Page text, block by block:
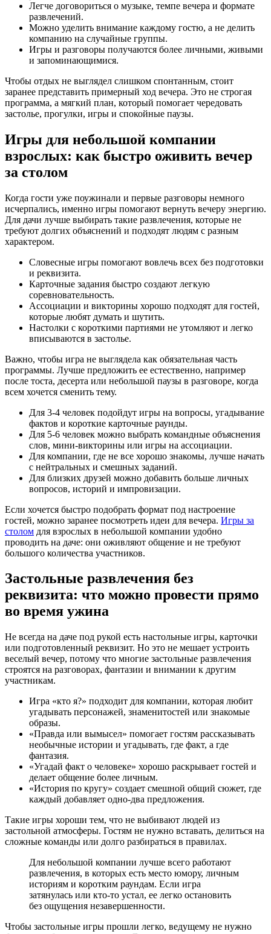
Легче договориться о музыке, темпе вечера и формате
развлечений.
Можно уделить внимание каждому гостю, а не делить
компанию на случайные группы.
Игры и разговоры получаются более личными, живыми
и запоминающимися.
Чтобы отдых не выглядел слишком спонтанным, стоит
заранее представить примерный ход вечера. Это не строгая
программа, а мягкий план, который помогает чередовать
застолье, прогулки, игры и спокойные паузы.
Игры для небольшой компании
взрослых: как быстро оживить вечер
за столом
Когда гости уже поужинали и первые разговоры немного
исчерпались, именно игры помогают вернуть вечеру энергию.
Для дачи лучше выбирать такие развлечения, которые не
требуют долгих объяснений и подходят людям с разным
характером.
Словесные игры помогают вовлечь всех без подготовки
и реквизита.
Карточные задания быстро создают легкую
соревновательность.
Ассоциации и викторины хорошо подходят для гостей,
которые любят думать и шутить.
Настолки с короткими партиями не утомляют и легко
вписываются в застолье.
Важно, чтобы игра не выглядела как обязательная часть
программы. Лучше предложить ее естественно, например
после тоста, десерта или небольшой паузы в разговоре, когда
всем хочется сменить тему.
Для 3-4 человек подойдут игры на вопросы, угадывание
фактов и короткие карточные раунды.
Для 5-6 человек можно выбрать командные объяснения
слов, мини-викторины или игры на ассоциации.
Для компании, где не все хорошо знакомы, лучше начать
с нейтральных и смешных заданий.
Для близких друзей можно добавить больше личных
вопросов, историй и импровизации.
Если хочется быстро подобрать формат под настроение
гостей, можно заранее посмотреть идеи для вечера. Игры за
столом для взрослых в небольшой компании удобно
проводить на даче: они оживляют общение и не требуют
большого количества участников.
Застольные развлечения без
реквизита: что можно провести прямо
во время ужина
Не всегда на даче под рукой есть настольные игры, карточки
или подготовленный реквизит. Но это не мешает устроить
веселый вечер, потому что многие застольные развлечения
строятся на разговорах, фантазии и внимании к другим
участникам.
Игра «кто я?» подходит для компании, которая любит
угадывать персонажей, знаменитостей или знакомые
образы.
«Правда или вымысел» помогает гостям рассказывать
необычные истории и угадывать, где факт, а где
фантазия.
«Угадай факт о человеке» хорошо раскрывает гостей и
делает общение более личным.
«История по кругу» создает смешной общий сюжет, где
каждый добавляет одно-два предложения.
Такие игры хороши тем, что не выбивают людей из
застольной атмосферы. Гостям не нужно вставать, делиться на
сложные команды или долго разбираться в правилах.
Для небольшой компании лучше всего работают
развлечения, в которых есть место юмору, личным
историям и коротким раундам. Если игра
затянулась или кто-то устал, ее легко остановить
без ощущения незавершенности.
Чтобы застольные игры прошли легко, ведущему не нужно